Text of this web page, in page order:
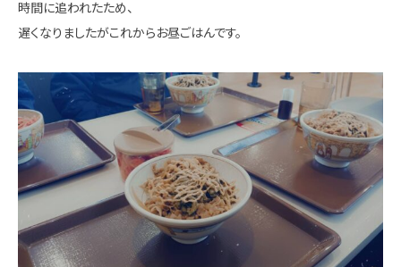
時間に追われたため、
遅くなりましたがこれからお昼ごはんです。